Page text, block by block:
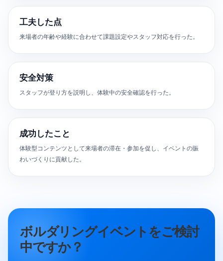
工夫した点
来場者の年齢や経験に合わせて課題設定やスタッフ対応を行った。
安全対策
スタッフが登り方を説明し、体験中の安全確認を行った。
成功したこと
体験型コンテンツとして来場者の滞在・参加を促し、イベントの賑
わいづくりに貢献した。
ボルダリングイベントをご検討
中ですか？